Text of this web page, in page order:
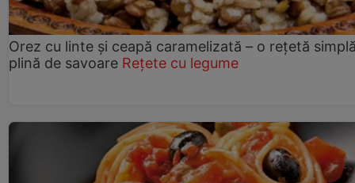
Orez cu linte și ceapă caramelizată – o rețetă
plină de savoare Rețete cu legume